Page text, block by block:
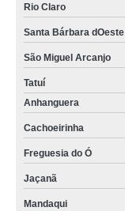
Rio Claro
Santa Bárbara dOeste
São Miguel Arcanjo
Tatuí
Anhanguera
Cachoeirinha
Freguesia do Ó
Jaçanã
Mandaqui